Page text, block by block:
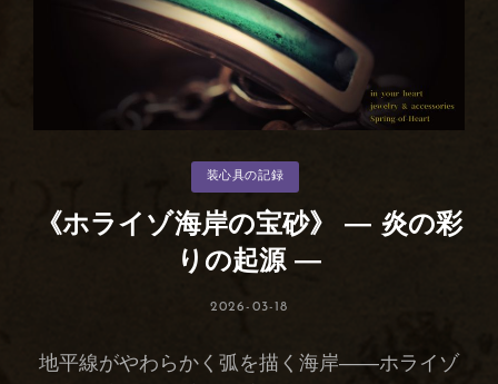
リ
ー
装心具の記録
《ホライゾ海岸の宝砂》 ― 炎の彩
りの起源 ―
投
2026-03-18
地平線がやわらかく弧を描く海岸――ホライゾ